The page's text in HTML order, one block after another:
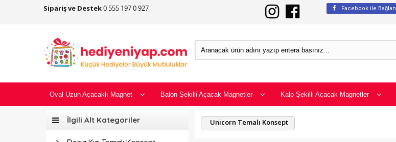
Sipariş ve Destek0 555 197 0 927 Facebook ile Bağlan
Oval Uzun Açacaklı Magnet Balon Şekilli Açacak Magnetler Kalp Şekilli Açacak Magnetler
İlgili Alt Kategoriler Unicorn Temalı Konsept